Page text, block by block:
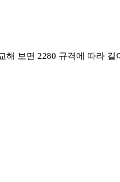
해 보면 2280 규격에 따라